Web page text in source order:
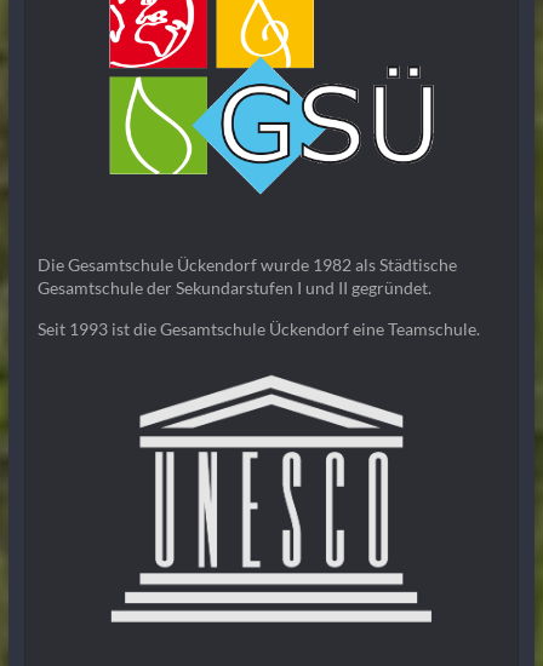
Die Gesamtschule Ückendorf wurde 1982 als Städtische
Gesamtschule der Sekundarstufen I und II gegründet.
Seit 1993 ist die Gesamtschule Ückendorf eine Teamschule.